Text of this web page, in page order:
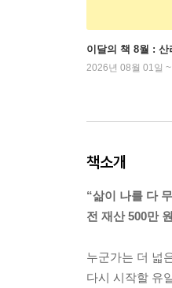
이달의 책 8월 : 산
2026년 08월 01일
책소개
“삶이 나를 다
전 재산 500만
누군가는 더 넓
다시 시작할 유